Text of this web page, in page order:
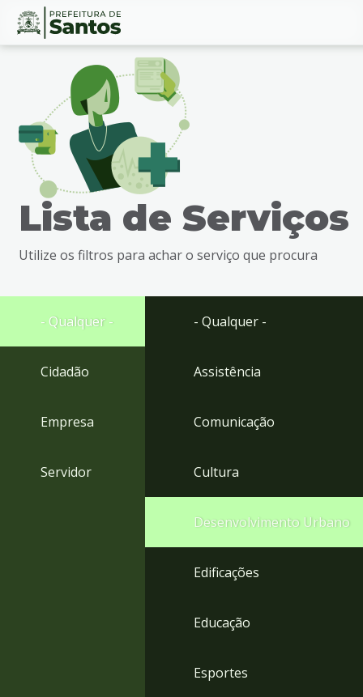
Ir
busca
Ir
rodapé
Conteúdo
Lista de Serviços
Utilize os filtros para achar o serviço que procura
- Qualquer -
Cidadão
Empresa
Servidor
- Qualquer -
Assistência
Comunicação
Cultura
Desenvolvimento Urbano
Edificações
Educação
Esportes